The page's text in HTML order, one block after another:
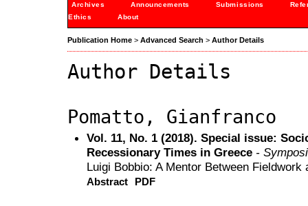
Archives
Announcements Submissions
Ethics
About
Publication Home > Advanced Search > Author Details
Author Details
Pomatto, Gianfranco
Vol. 11, No. 1 (2018). Special issue:
Recessionary Times in Greece -
Luigi Bobbio: A Mentor Between Fieldwork
Abstract PDF